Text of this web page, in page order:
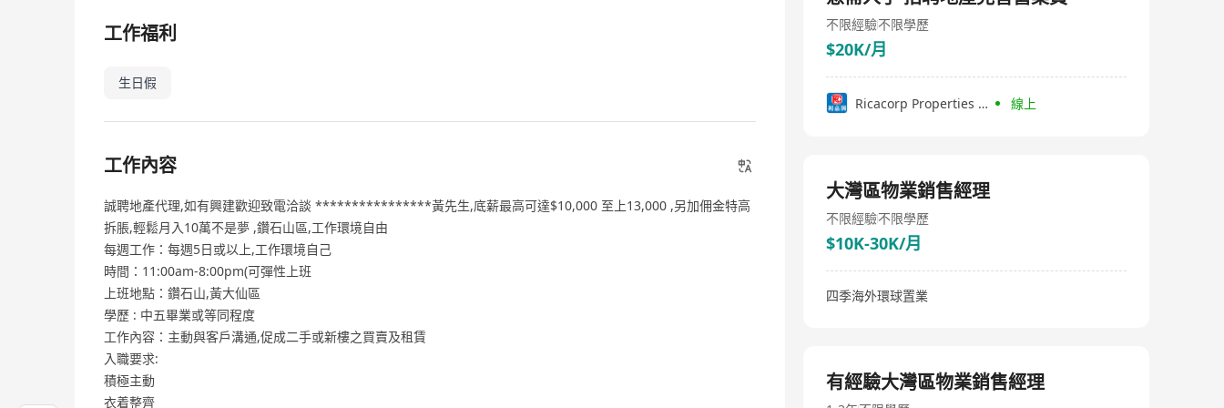
工作福利
生日假
工作內容
誠聘地產代理,如有興建歡迎致電洽談 ****************黃先生,底薪最高可達$10,000 至上13,000 ,另加佣金特高
拆脹,輕鬆月入10萬不是夢 ,鑽石山區,工作環境自由
每週工作：每週5日或以上,工作環境自己
時間：11:00am-8:00pm(可彈性上班
上班地點：鑽石山,黃大仙區
學歷 : 中五畢業或等同程度
工作內容：主動與客戶溝通,促成二手或新樓之買賣及租賃
入職要求:
積極主動
衣着整齊
不限經驗不限學歷
$20K/月
Ricacorp Properties Limited 線上
大灣區物業銷售經理
不限經驗不限學歷
$10K-30K/月
四季海外環球置業
有經驗大灣區物業銷售經理